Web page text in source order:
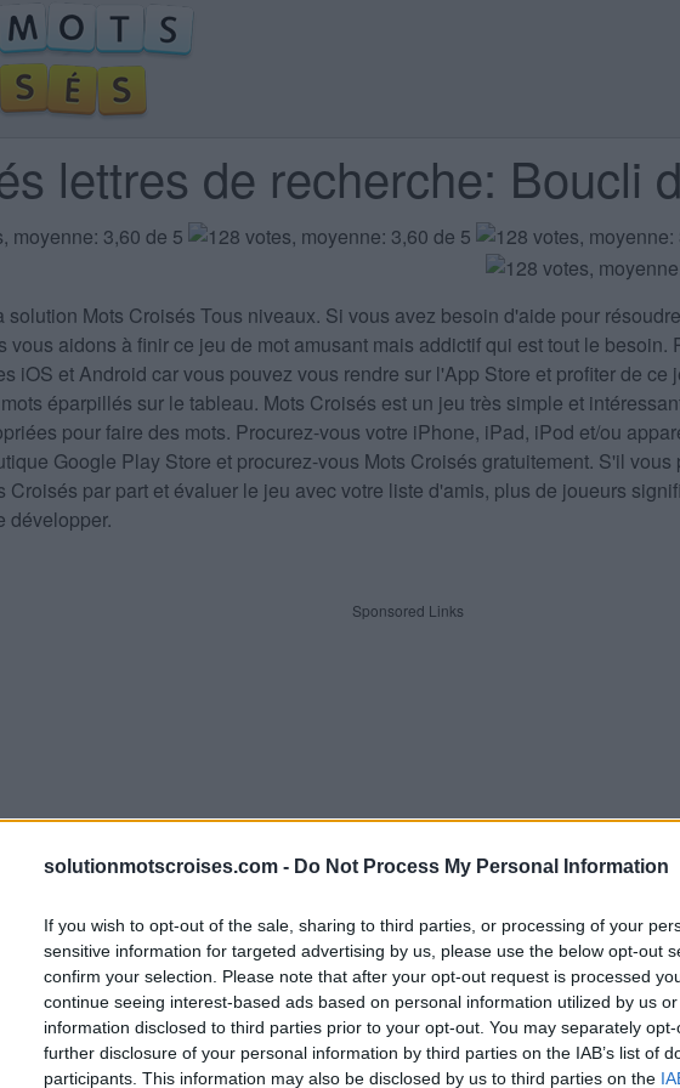
solutionmotscroises.com - Do Not Process My Personal Information
If you wish to opt-out of the sale, sharing to third parties, or processing of your
sensitive information for targeted advertising by us, please use the below opt-out
confirm your selection. Please note that after your opt-out request is processed
continue seeing interest-based ads based on personal information utilized by us
information disclosed to third parties prior to your opt-out. You may separately
further disclosure of your personal information by third parties on the IAB’s list of
participants. This information may also be disclosed by us to third parties on the
lettres de recherche: Boucli d
solution Mots Croisés Tous niveaux. Si vous avez besoin d'aide pour résoudre
vous aidons à finir ce jeu de mot amusant mais addictif qui est tout le besoin.
iOS et Android car vous pouvez vous rendre sur l'App Store et profiter de
éparpillés sur le tableau. Mots Croisés est un jeu très simple et
pour faire des mots. Procurez-vous votre iPhone, iPad, iPod et/ou
Google Play Store et procurez-vous Mots Croisés gratuitement. S'il
Croisés par part et évaluer le jeu avec votre liste d'amis, plus de joueurs
développer.
Sponsored Links
par lettres. Entrez toutes les